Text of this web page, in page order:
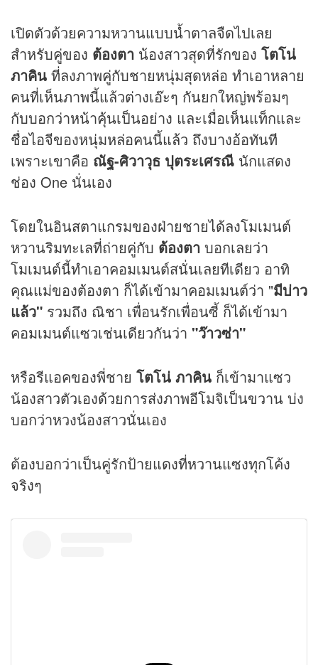
เปิดตัวด้วยความหวานแบบน้ำตาลจืดไปเลย
สำหรับคู่ของ ต้องตา น้องสาวสุดที่รักของ โตโน่
ภาคิน ที่ลงภาพคู่กับชายหนุ่มสุดหล่อ ทำเอาหลาย
คนที่เห็นภาพนี้แล้วต่างเอ๊ะๆ กันยกใหญ่พร้อมๆ
กับบอกว่าหน้าคุ้นเป็นอย่าง และเมื่อเห็นแท็กและ
ชื่อไอจีของหนุ่มหล่อคนนี้แล้ว ถึงบางอ้อทันที
เพราะเขาคือ ณัฐ-ศิวาวุธ ปุตระเศรณี นักแสดง
ช่อง One นั่นเอง
โดยในอินสตาแกรมของฝ่ายชายได้ลงโมเมนต์
หวานริมทะเลที่ถ่ายคู่กับ ต้องตา บอกเลยว่า
โมเมนต์นี้ทำเอาคอมเมนต์สนั่นเลยทีเดียว อาทิ
คุณแม่ของต้องตา ก็ได้เข้ามาคอมเมนต์ว่า "มีบ่าว
แล้ว" รวมถึง ณิชา เพื่อนรักเพื่อนซี้ ก็ได้เข้ามา
คอมเมนต์แซวเช่นเดียวกันว่า "ว๊าวซ่า"
หรือรีแอคของพี่ชาย โตโน่ ภาคิน ก็เข้ามาแซว
น้องสาวตัวเองด้วยการส่งภาพอีโมจิเป็นขวาน บ่ง
บอกว่าหวงน้องสาวนั่นเอง
ต้องบอกว่าเป็นคู่รักป้ายแดงที่หวานแซงทุกโค้ง
จริงๆ